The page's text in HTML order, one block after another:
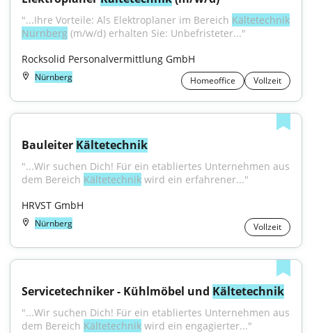
"...Ihre Vorteile: Als Elektroplaner im Bereich Kältetechnik
Nürnberg (m/w/d) erhalten Sie: Unbefristeter..."
Rocksolid Personalvermittlung GmbH
Nürnberg Homeoffice Vollzeit
Bauleiter Kältetechnik
"...Wir suchen Dich! Für ein etabliertes Unternehmen aus
dem Bereich Kältetechnik wird ein erfahrener..."
HRVST GmbH
Nürnberg Vollzeit
Servicetechniker - Kühlmöbel und Kältetechnik
"...Wir suchen Dich! Für ein etabliertes Unternehmen aus
dem Bereich Kältetechnik wird ein engagierter..."